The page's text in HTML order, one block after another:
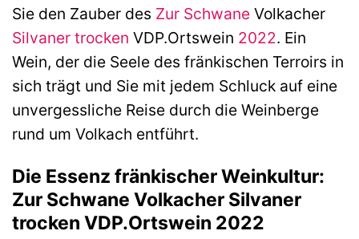
Sie den Zauber des Zur Schwane Volkacher
Silvaner trocken VDP.Ortswein 2022. Ein
Wein, der die Seele des fränkischen Terroirs in
sich trägt und Sie mit jedem Schluck auf eine
unvergessliche Reise durch die Weinberge
rund um Volkach entführt.
Die Essenz fränkischer Weinkultur:
Zur Schwane Volkacher Silvaner
trocken VDP.Ortswein 2022